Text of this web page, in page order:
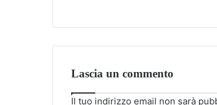
Lascia un commento
Il tuo indirizzo email non sarà